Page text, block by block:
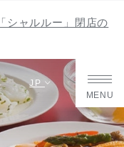
JP
MENU
シャルルー」閉店の